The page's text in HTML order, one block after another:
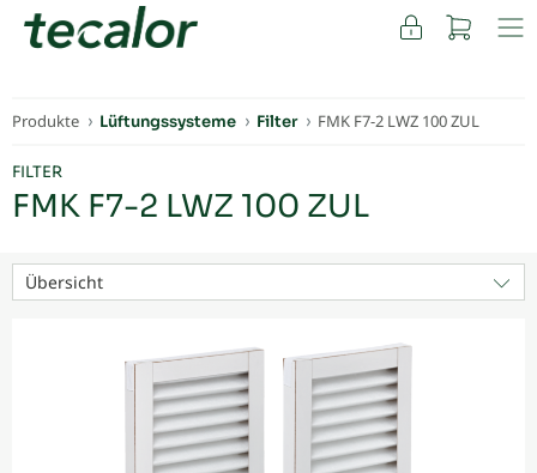
FACHKUNDEN
Produkte Lüftungssysteme Filter FMK F7-2 LWZ 100 ZUL
FILTER
FMK F7-2 LWZ 100 ZUL
Übersicht